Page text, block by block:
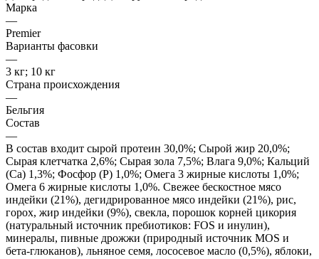
Марка
—
Premier
Варианты фасовки
—
3 кг; 10 кг
Страна происхождения
—
Бельгия
Состав
—
В состав входит сырой протеин 30,0%; Сырой жир 20,0%;
Сырая клетчатка 2,6%; Сырая зола 7,5%; Влага 9,0%; Кальций
(Са) 1,3%; Фосфор (P) 1,0%; Омега 3 жирные кислоты 1,0%;
Омега 6 жирные кислоты 1,0%. Свежее бескостное мясо
индейки (21%), дегидрированное мясо индейки (21%), рис,
горох, жир индейки (9%), свекла, порошок корней цикория
(натуральный источник пребиотиков: FOS и инулин),
минералы, пивные дрожжи (природный источник MOS и
бета-глюканов), льняное семя, лососевое масло (0,5%), яблоки,